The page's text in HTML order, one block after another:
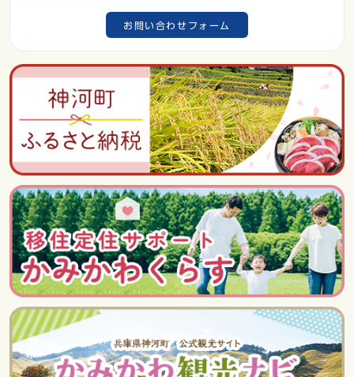
お問い合わせフォーム